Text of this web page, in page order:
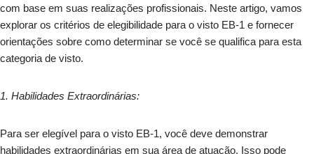
com base em suas realizações profissionais. Neste artigo, vamos
explorar os critérios de elegibilidade para o visto EB-1 e fornecer
orientações sobre como determinar se você se qualifica para esta
categoria de visto.
1. Habilidades Extraordinárias:
Para ser elegível para o visto EB-1, você deve demonstrar
habilidades extraordinárias em sua área de atuação. Isso pode